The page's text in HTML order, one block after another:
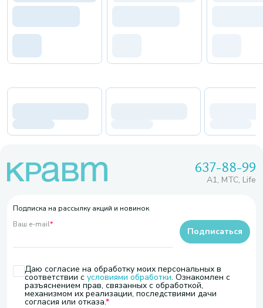
637-88-99
A1, МТС, Life
Подписка на рассылку акций и новинок
Ваш e-mail*
Даю согласие на обработку моих персональных в
соответствии с условиями обработки. Ознакомлен с
разъяснением прав, связанных с обработкой,
механизмом их реализации, последствиями дачи
согласия или отказа.
Подписаться